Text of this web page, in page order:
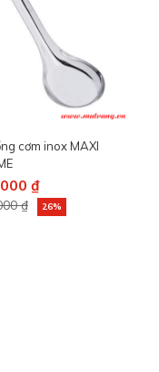
cơm inox MAXI
₫
₫ 26%